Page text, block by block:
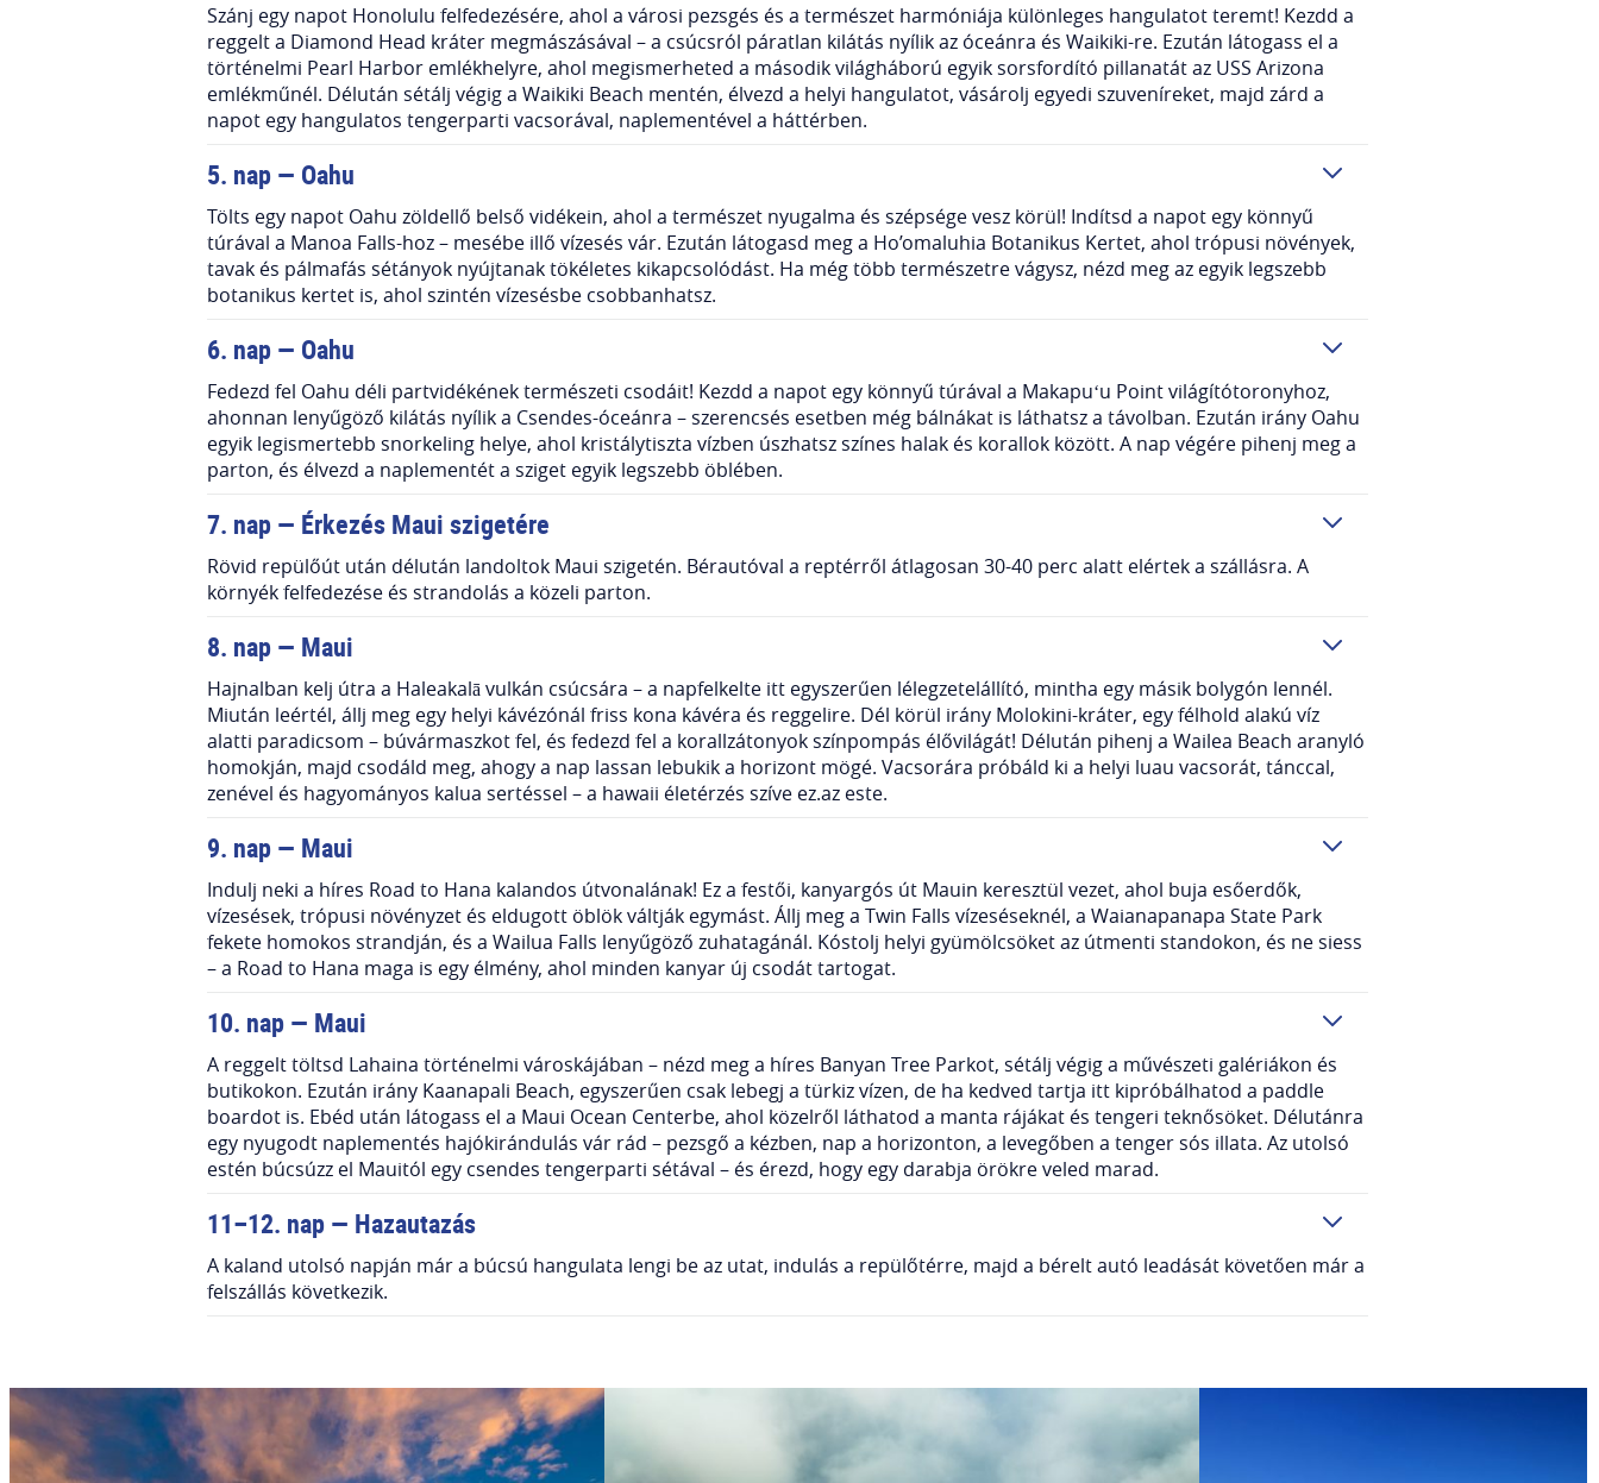
Szánj egy napot Honolulu felfedezésére, ahol a városi pezsgés és a természet harmóniája különleges hangulatot teremt! Kezdd a
reggelt a Diamond Head kráter megmászásával – a csúcsról páratlan kilátás nyílik az óceánra és Waikiki-re. Ezután látogass el a
történelmi Pearl Harbor emlékhelyre, ahol megismerheted a második világháború egyik sorsfordító pillanatát az USS Arizona
emlékműnél. Délután sétálj végig a Waikiki Beach mentén, élvezd a helyi hangulatot, vásárolj egyedi szuveníreket, majd zárd a
napot egy hangulatos tengerparti vacsorával, naplementével a háttérben.
5. nap — Oahu
Tölts egy napot Oahu zöldellő belső vidékein, ahol a természet nyugalma és szépsége vesz körül! Indítsd a napot egy könnyű
túrával a Manoa Falls-hoz – mesébe illő vízesés vár. Ezután látogasd meg a Ho’omaluhia Botanikus Kertet, ahol trópusi növények,
tavak és pálmafás sétányok nyújtanak tökéletes kikapcsolódást. Ha még több természetre vágysz, nézd meg az egyik legszebb
botanikus kertet is, ahol szintén vízesésbe csobbanhatsz.
6. nap — Oahu
Fedezd fel Oahu déli partvidékének természeti csodáit! Kezdd a napot egy könnyű túrával a Makapuʻu Point világítótoronyhoz,
ahonnan lenyűgöző kilátás nyílik a Csendes-óceánra – szerencsés esetben még bálnákat is láthatsz a távolban. Ezután irány Oahu
egyik legismertebb snorkeling helye, ahol kristálytiszta vízben úszhatsz színes halak és korallok között. A nap végére pihenj meg a
parton, és élvezd a naplementét a sziget egyik legszebb öblében.
7. nap — Érkezés Maui szigetére
Rövid repülőút után délután landoltok Maui szigetén. Bérautóval a reptérről átlagosan 30-40 perc alatt elértek a szállásra. A
környék felfedezése és strandolás a közeli parton.
8. nap — Maui
Hajnalban kelj útra a Haleakalā vulkán csúcsára – a napfelkelte itt egyszerűen lélegzetelállító, mintha egy másik bolygón lennél.
Miután leértél, állj meg egy helyi kávézónál friss kona kávéra és reggelire. Dél körül irány Molokini-kráter, egy félhold alakú víz
alatti paradicsom – búvármaszkot fel, és fedezd fel a korallzátonyok színpompás élővilágát! Délután pihenj a Wailea Beach aranyló
homokján, majd csodáld meg, ahogy a nap lassan lebukik a horizont mögé. Vacsorára próbáld ki a helyi luau vacsorát, tánccal,
zenével és hagyományos kalua sertéssel – a hawaii életérzés szíve ez.az este.
9. nap — Maui
Indulj neki a híres Road to Hana kalandos útvonalának! Ez a festői, kanyargós út Mauin keresztül vezet, ahol buja esőerdők,
vízesések, trópusi növényzet és eldugott öblök váltják egymást. Állj meg a Twin Falls vízeséseknél, a Waianapanapa State Park
fekete homokos strandján, és a Wailua Falls lenyűgöző zuhatagánál. Kóstolj helyi gyümölcsöket az útmenti standokon, és ne siess
– a Road to Hana maga is egy élmény, ahol minden kanyar új csodát tartogat.
10. nap — Maui
A reggelt töltsd Lahaina történelmi városkájában – nézd meg a híres Banyan Tree Parkot, sétálj végig a művészeti galériákon és
butikokon. Ezután irány Kaanapali Beach, egyszerűen csak lebegj a türkiz vízen, de ha kedved tartja itt kipróbálhatod a paddle
boardot is. Ebéd után látogass el a Maui Ocean Centerbe, ahol közelről láthatod a manta rájákat és tengeri teknősöket. Délutánra
egy nyugodt naplementés hajókirándulás vár rád – pezsgő a kézben, nap a horizonton, a levegőben a tenger sós illata. Az utolsó
estén búcsúzz el Mauitól egy csendes tengerparti sétával – és érezd, hogy egy darabja örökre veled marad.
11–12. nap — Hazautazás
A kaland utolsó napján már a búcsú hangulata lengi be az utat, indulás a repülőtérre, majd a bérelt autó leadását követően már a
felszállás következik.